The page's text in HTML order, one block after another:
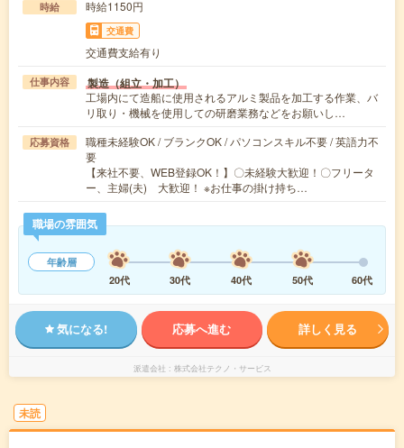
時給 時給1150円
交通費
交通費支給有り
仕事内容 製造（組立・加工）
工場内にて造船に使用されるアルミ製品を加工する作業、バ
リ取り・機械を使用しての研磨業務などをお願いし…
応募資格
職種未経験OK / ブランクOK / パソコンスキル不要 / 英語力不
要
【来社不要、WEB登録OK！】〇未経験大歓迎！〇フリータ
ー、主婦(夫) 大歓迎！ ※お仕事の掛け持ち…
職場の雰囲気
年齢層
20代
30代 40代 50代 60代
気になる! 応募へ進む 詳しく見る
派遣会社 株式会社テクノ・サービス
未読